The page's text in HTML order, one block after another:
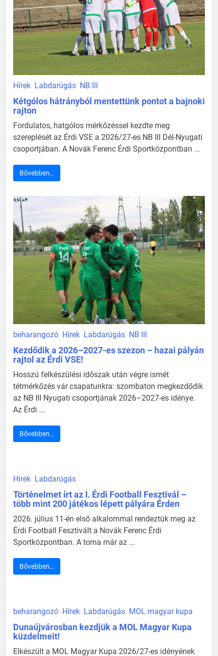
Hírek Labdarúgás NB III
Kétgólos hátrányból mentettünk pontot a bajnoki
rajton
Fordulatos, hatgólos mérkőzéssel kezdte meg
szereplését az Érdi VSE a 2026/27-es NB III Dél-Nyugati
csoportjában. A Novák Ferenc Érdi Sportközpontban ...
Bővebben…
beharangozó Hírek Labdarúgás NB III
Kezdődik a 2026–2027-es szezon – hazai pályán
rajtol az Érdi VSE!
Hosszú felkészülési időszak után végre ismét
tétmérkőzés vár csapatunkra: szombaton megkezdődik
az NB III Nyugati csoportjának 2026–2027-es idénye.
Az Érdi ...
Bővebben…
Hírek Labdarúgás
Történelmet írt az I. Érdi Football Fesztivál –
több mint 200 játékos lépett pályára Érden
2026. július 11-én első alkalommal rendeztük meg az
Érdi Football Fesztivált a Novák Ferenc Érdi
Sportközpontban. A torna már az ...
Bővebben…
beharangozó Hírek Labdarúgás MOL magyar kupa
Dunaújvárosban kezdjük a MOL Magyar Kupa
küzdelmeit!
Elkészült a MOL Magyar Kupa 2026/27-es idényének